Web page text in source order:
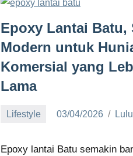
Epoxy Lantai Batu,
Modern untuk
Komersial yang
Lama
Lifestyle 03/04/2026
Epoxy lantai Batu semakin